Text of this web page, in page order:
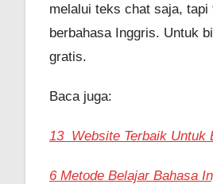
melalui teks chat saja,
berbahasa Inggris. Untuk
gratis.
Baca juga:
13 Website Terbaik Untuk
6 Metode Belajar Bahasa